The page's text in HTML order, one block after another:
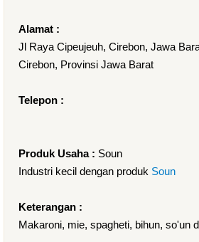
Alamat :
Jl Raya Cipeujeuh, Cirebon, Jawa
Cirebon, Provinsi Jawa Barat
Telepon :
Produk Usaha : Soun
Industri kecil dengan produk Soun
Keterangan :
Makaroni, mie, spagheti, bihun, so'un